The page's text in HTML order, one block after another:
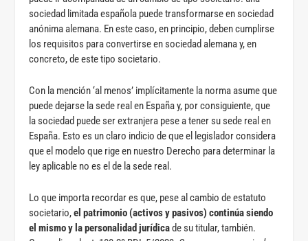
sociedad limitada española puede transformarse en sociedad
anónima alemana. En este caso, en principio, deben cumplirse
los requisitos para convertirse en sociedad alemana y, en
concreto, de este tipo societario.
Con la mención ‘al menos’ implícitamente la norma asume que
puede dejarse la sede real en España y, por consiguiente, que
la sociedad puede ser extranjera pese a tener su sede real en
España. Esto es un claro indicio de que el legislador considera
que el modelo que rige en nuestro Derecho para determinar la
ley aplicable no es el de la sede real.
Lo que importa recordar es que, pese al cambio de estatuto
societario,el patrimonio (activos y pasivos) continúa siendo
el mismo y la personalidad jurídicade su titular, también.